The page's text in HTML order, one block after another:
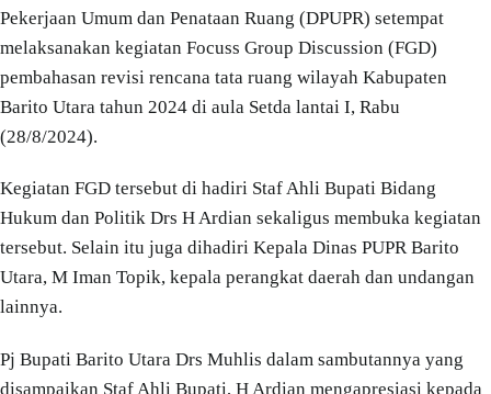
Pekerjaan Umum dan Penataan Ruang (DPUPR) setempat
melaksanakan kegiatan Focuss Group Discussion (FGD)
pembahasan revisi rencana tata ruang wilayah Kabupaten
Barito Utara tahun 2024 di aula Setda lantai I, Rabu
(28/8/2024).
Kegiatan FGD tersebut di hadiri Staf Ahli Bupati Bidang
Hukum dan Politik Drs H Ardian sekaligus membuka kegiatan
tersebut. Selain itu juga dihadiri Kepala Dinas PUPR Barito
Utara, M Iman Topik, kepala perangkat daerah dan undangan
lainnya.
Pj Bupati Barito Utara Drs Muhlis dalam sambutannya yang
disampaikan Staf Ahli Bupati, H Ardian mengapresiasi kepada